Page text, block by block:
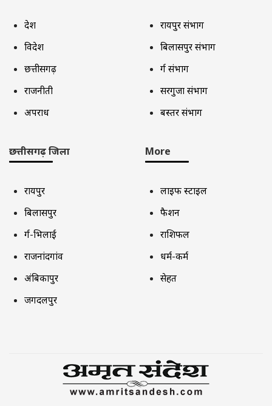
देश
विदेश
छत्तीसगढ़
राजनीती
अपराध
रायपुर संभाग
बिलासपुर संभाग
दुर्ग संभाग
सरगुजा संभाग
बस्तर संभाग
छत्तीसगढ़ जिला
रायपुर
बिलासपुर
दुर्ग-भिलाई
राजनांदगांव
अंबिकापुर
जगदलपुर
More
लाइफ स्टाइल
फैशन
राशिफल
धर्म-कर्म
सेहत